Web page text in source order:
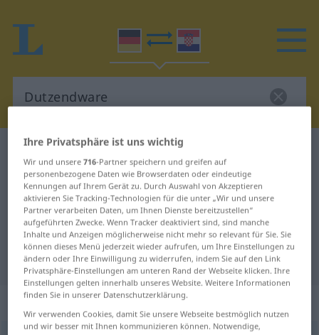
Deutsch-Kroatisch Wörterbuch
Deutsch-Kroatisch Übersetzung für
"Dutzendware"
"Dutzendware" Kroatisch
Übersetzung
„Dutzendware“: Femininum
Ihre Privatsphäre ist uns wichtig
Wir und unsere716-Partner speichern und greifen auf
personenbezogene Daten wie Browserdaten oder eindeutige
Kennungen auf Ihrem Gerät zu. Durch Auswahl von Akzeptieren
aktivieren Sie Tracking-Technologien für die unter „Wir und unsere
Partner verarbeiten Daten, um Ihnen Dienste bereitzustellen“
aufgeführten Zwecke. Wenn Tracker deaktiviert sind, sind manche
Inhalte und Anzeigen möglicherweise nicht mehr so relevant für Sie. Sie
können dieses Menü jederzeit wieder aufrufen, um Ihre Einstellungen zu
ändern oder Ihre Einwilligung zu widerrufen, indem Sie auf den Link
Privatsphäre-Einstellungen am unteren Rand der Webseite klicken. Ihre
Einstellungen gelten innerhalb unseres Website. Weitere Informationen
finden Sie in unserer Datenschutzerklärung.
Wir verwenden Cookies, damit Sie unsere Webseite bestmöglich nutzen
und wir besser mit Ihnen kommunizieren können. Notwendige,